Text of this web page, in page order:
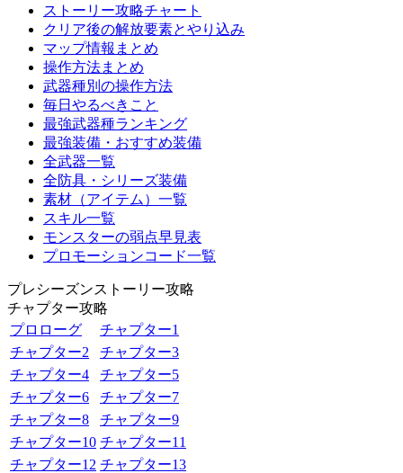
ストーリー攻略チャート
クリア後の解放要素とやり込み
マップ情報まとめ
操作方法まとめ
武器種別の操作方法
毎日やるべきこと
最強武器種ランキング
最強装備・おすすめ装備
全武器一覧
全防具・シリーズ装備
素材（アイテム）一覧
スキル一覧
モンスターの弱点早見表
プロモーションコード一覧
プレシーズンストーリー攻略
チャプター攻略
プロローグ
チャプター1
チャプター2
チャプター3
チャプター4
チャプター5
チャプター6
チャプター7
チャプター8
チャプター9
チャプター10 チャプター11
チャプター12 チャプター13